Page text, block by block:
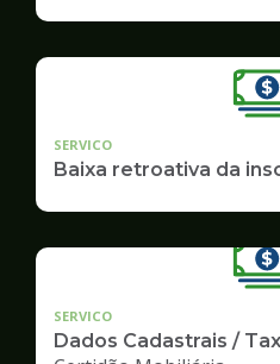
SERVICO
Baixa retroativa da
SERVICO
Dados Cadastrais /